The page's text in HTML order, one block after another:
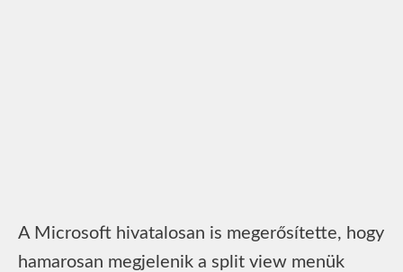
A Microsoft hivatalosan is megerősítette, hogy
hamarosan megjelenik a split view menük